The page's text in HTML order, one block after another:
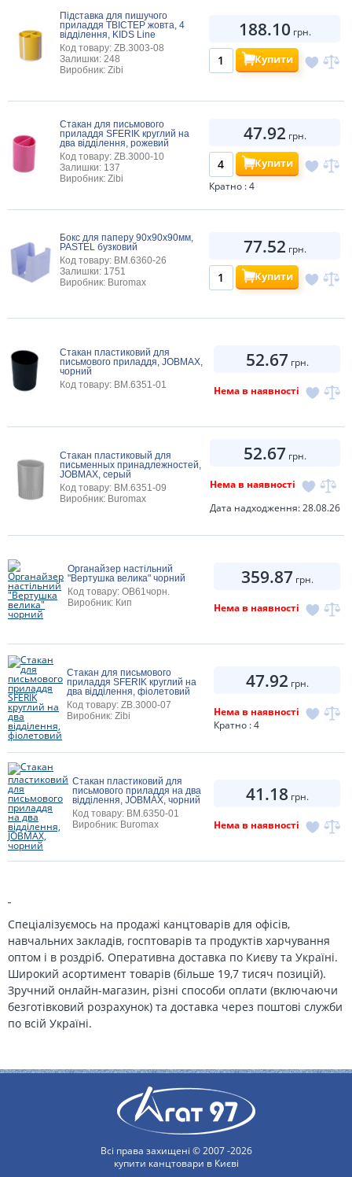
Підставка для пишучого
приладдя ТВІСТЕР жовта, 4
відділення, KIDS Line
Код товару: ZB.3003-08
Залишки: 248
Виробник: Zibi
188.10 грн.
Купити
Стакан для письмового
приладдя SFERIK круглий на
два відділення, рожевий
Код товару: ZB.3000-10
Залишки: 137
Виробник: Zibi
47.92 грн.
Купити
Кратно : 4
Бокс для паперу 90х90х90мм,
PASTEL бузковий
Код товару: BM.6360-26
Залишки: 1751
Виробник: Buromax
77.52 грн.
Купити
Стакан пластиковий для
письмового приладдя, JOBMAX,
чорний
Код товару: BM.6351-01
52.67 грн.
Нема в наявності
Стакан пластиковый для
письменных принадлежностей,
JOBMAX, серый
Код товару: BM.6351-09
Виробник: Buromax
52.67 грн.
Нема в наявності
Дата надходження: 28.08.26
Органайзер настільний
"Вертушка велика" чорний
Код товару: OB61чорн.
Виробник: Кип
359.87 грн.
Нема в наявності
Стакан для письмового
приладдя SFERIK круглий на
два відділення, фіолетовий
Код товару: ZB.3000-07
Виробник: Zibi
47.92 грн.
Нема в наявності
Кратно : 4
Стакан пластиковий для
письмового приладдя на два
відділення, JOBMAX, чорний
Код товару: BM.6350-01
Виробник: Buromax
41.18 грн.
Нема в наявності
Спеціалізуємось на продажі канцтоварів для офісів,
навчальних закладів, госптоварів та продуктів харчування
оптом і в роздріб. Оперативна доставка по Києву та Україні.
Широкий асортимент товарів (більше 19,7 тисяч позицій).
Зручний онлайн-магазин, різні способи оплати (включаючи
безготівковий розрахунок) та доставка через поштові служби
по всій Україні.
Всі права захищені © 2007 -2026
купити канцтовари в Києві